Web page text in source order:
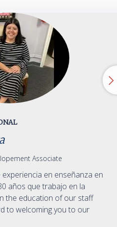
Associate
en enseñanza en
años que trabajo en la
the education of our staff
to welcoming you to our